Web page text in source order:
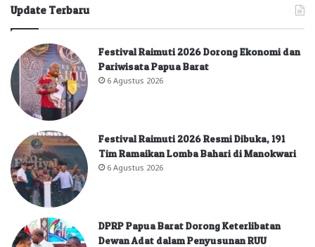
Update Terbaru
Festival Raimuti 2026 Dorong Ekonomi dan
Pariwisata Papua Barat
6 Agustus 2026
Festival Raimuti 2026 Resmi Dibuka, 191
Tim Ramaikan Lomba Bahari di Manokwari
6 Agustus 2026
DPRP Papua Barat Dorong Keterlibatan
Dewan Adat dalam Penyusunan RUU